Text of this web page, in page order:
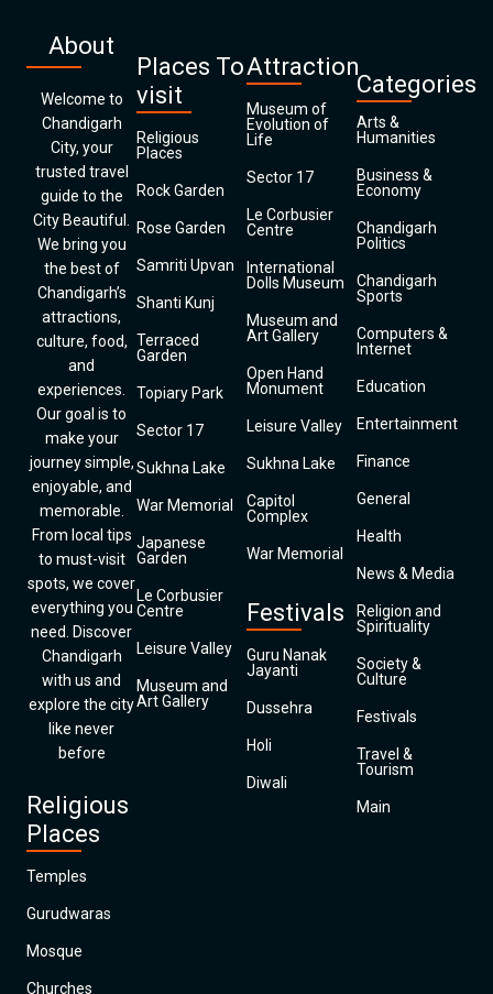
About
Welcome to
Chandigarh
City, your
trusted travel
guide to the
City Beautiful.
We bring you
the best of
Chandigarh’s
attractions,
culture, food,
and
experiences.
Our goal is to
make your
journey simple,
enjoyable, and
memorable.
From local tips
to must-visit
spots, we cover
everything you
need. Discover
Chandigarh
with us and
explore the city
like never
before
Religious
Places
Temples
Gurudwaras
Mosque
Churches
Places To
visit
Religious
Places
Rock Garden
Rose Garden
Samriti Upvan
Shanti Kunj
Terraced
Garden
Topiary Park
Sector 17
Sukhna Lake
War Memorial
Japanese
Garden
Le Corbusier
Centre
Leisure Valley
Museum and
Art Gallery
Attraction
Museum of
Evolution of
Life
Sector 17
Le Corbusier
Centre
International
Dolls Museum
Museum and
Art Gallery
Open Hand
Monument
Leisure Valley
Sukhna Lake
Capitol
Complex
War Memorial
Festivals
Guru Nanak
Jayanti
Dussehra
Holi
Diwali
Categories
Arts &
Humanities
Business &
Economy
Chandigarh
Politics
Chandigarh
Sports
Computers &
Internet
Education
Entertainment
Finance
General
Health
News & Media
Religion and
Spirituality
Society &
Culture
Festivals
Travel &
Tourism
Main